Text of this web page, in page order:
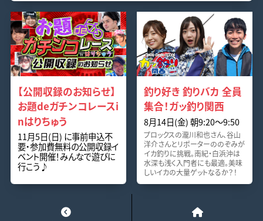
【公開収録のお知らせ】
お題deガチンコレースi
nはりちゅう
11月5日(日) に事前申込不
要・参加費無料の公開収録イ
ベント開催！みんなで遊びに
行こう♪
釣り好き 釣りバカ 全員
集合！ガッ釣り関西
8月14日(金) 朝9:20～9:50
プロックスの瀧川和也さん、谷山
洋介さんとリポーターののぞみが
イカ釣りに挑戦。南紀・白浜沖は
水深も浅く入門者にも最適。美味
しいイカの大量ゲットなるか？！